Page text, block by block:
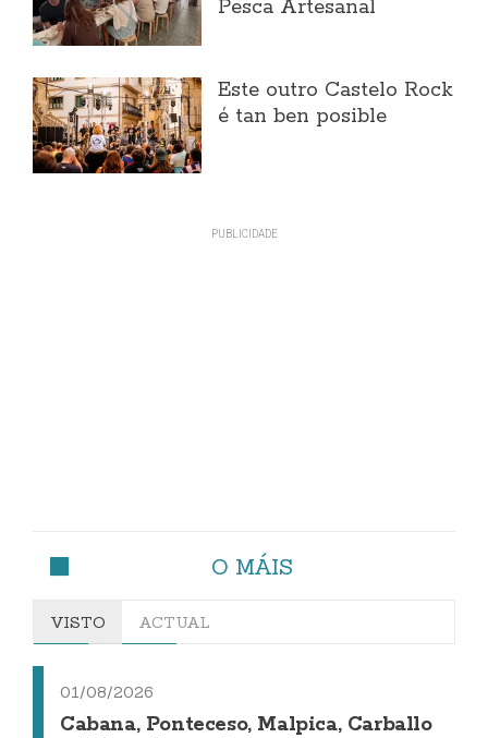
Pesca Artesanal
Este outro Castelo Rock
é tan ben posible
O MÁIS
VISTO ACTUAL
01/08/2026
Cabana, Ponteceso, Malpica, Carballo